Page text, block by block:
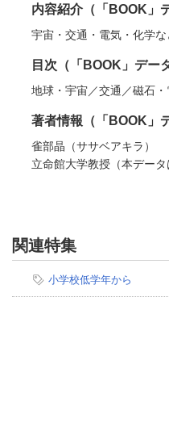
内容紹介（「BOOK」
宇宙・交通・電気・化学
目次（「BOOK」デー
地球・宇宙／交通／磁石
著者情報（「BOOK」
雀部晶（ササベアキラ）
立命館大学教授（本デー
関連特集
小学校低学年から